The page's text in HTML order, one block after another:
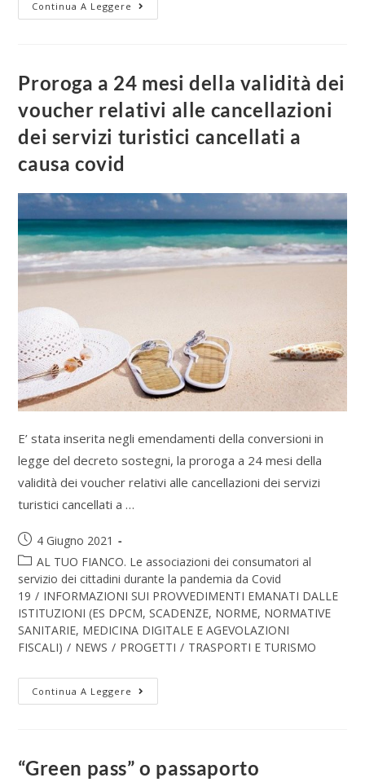
Continua A Leggere
Proroga a 24 mesi della validità dei
voucher relativi alle cancellazioni
dei servizi turistici cancellati a
causa covid
E’ stata inserita negli emendamenti della conversioni in
legge del decreto sostegni, la proroga a 24 mesi della
validità dei voucher relativi alle cancellazioni dei servizi
turistici cancellati a …
4 Giugno 2021
AL TUO FIANCO. Le associazioni dei consumatori al
servizio dei cittadini durante la pandemia da Covid
19 / INFORMAZIONI SUI PROVVEDIMENTI EMANATI DALLE
ISTITUZIONI (ES DPCM, SCADENZE, NORME, NORMATIVE
SANITARIE, MEDICINA DIGITALE E AGEVOLAZIONI
FISCALI) / NEWS / PROGETTI / TRASPORTI E TURISMO
Continua A Leggere
“Green pass” o passaporto